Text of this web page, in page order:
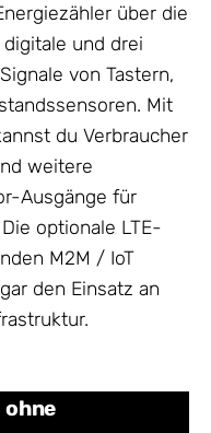
über die
und drei
von Tastern,
Mit
du Verbraucher
weitere
Ausgänge für
optionale LTE-
M2M / IoT
den Einsatz an